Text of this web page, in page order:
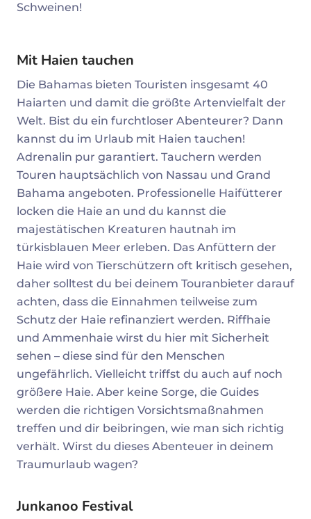
Schweinen!
Mit Haien tauchen
Die Bahamas bieten Touristen insgesamt 40
Haiarten und damit die größte Artenvielfalt der
Welt. Bist du ein furchtloser Abenteurer? Dann
kannst du im Urlaub mit Haien tauchen!
Adrenalin pur garantiert. Tauchern werden
Touren hauptsächlich von Nassau und Grand
Bahama angeboten. Professionelle Haifütterer
locken die Haie an und du kannst die
majestätischen Kreaturen hautnah im
türkisblauen Meer erleben. Das Anfüttern der
Haie wird von Tierschützern oft kritisch gesehen,
daher solltest du bei deinem Touranbieter darauf
achten, dass die Einnahmen teilweise zum
Schutz der Haie refinanziert werden. Riffhaie
und Ammenhaie wirst du hier mit Sicherheit
sehen – diese sind für den Menschen
ungefährlich. Vielleicht triffst du auch auf noch
größere Haie. Aber keine Sorge, die Guides
werden die richtigen Vorsichtsmaßnahmen
treffen und dir beibringen, wie man sich richtig
verhält. Wirst du dieses Abenteuer in deinem
Traumurlaub wagen?
Junkanoo Festival